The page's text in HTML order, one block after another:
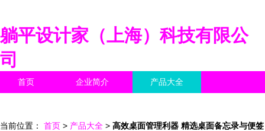
躺平设计家（上海）科技有限公
司
首页 企业简介 产品大全
当前位置： 首页 > 产品大全 > 高效桌面管理利器 精选桌面备忘录与便签